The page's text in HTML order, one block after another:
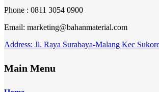
Phone : 0811 3054 0900
Email: marketing@bahanmaterial.com
Address: Jl. Raya Surabaya-Malang Kec
Main Menu